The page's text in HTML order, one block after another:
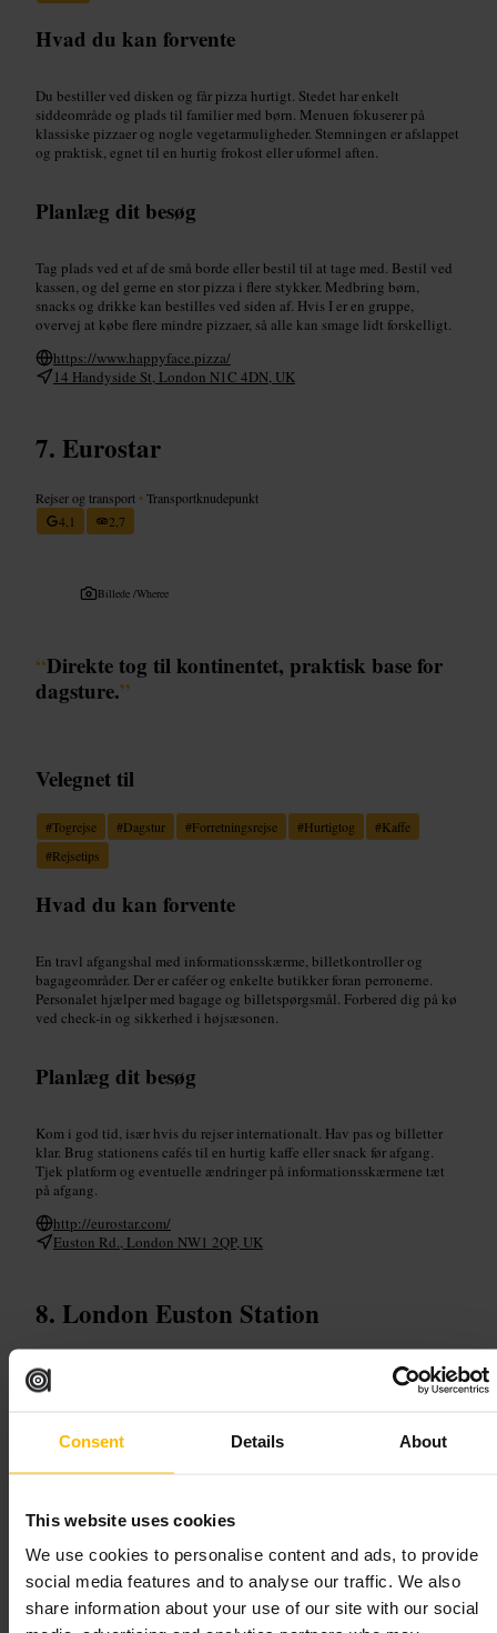
Consent Details About
This website uses cookies
We use cookies to personalise content and ads, to provide
social media features and to analyse our traffic. We also
share information about your use of our site with our social
Hvad du kan forvente
Du bestiller ved disken og får pizza hurtigt. Stedet har enkelt
siddeområde og plads til familier med børn. Menuen fokuserer på
klassiske pizzaer og nogle vegetarmuligheder. Stemningen er afslappet
og praktisk, egnet til en hurtig frokost eller uformel aften.
Planlæg dit besøg
Tag plads ved et af de små borde eller bestil til at tage med. Bestil ved
kassen, og del gerne en stor pizza i flere stykker. Medbring børn,
snacks og drikke kan bestilles ved siden af. Hvis I er en gruppe,
overvej at købe flere mindre pizzaer, så alle kan smage lidt forskelligt.
https://www.happyface.pizza/
14 Handyside St, London N1C 4DN, UK
Eurostar
Rejser og transport •Transportknudepunkt
4,1
2,7
Billede /Wheree
“Direkte tog til kontinentet, praktisk base for
dagsture.”
Velegnet til
#Togrejse #Dagstur #Forretningsrejse #Hurtigtog #Kaffe
#Rejsetips
Hvad du kan forvente
En travl afgangshal med informationsskærme, billetkontroller og
bagageområder. Der er caféer og enkelte butikker foran perronerne.
Personalet hjælper med bagage og billetspørgsmål. Forbered dig på kø
ved check-in og sikkerhed i højsæsonen.
Planlæg dit besøg
Kom i god tid, især hvis du rejser internationalt. Hav pas og billetter
klar. Brug stationens cafés til en hurtig kaffe eller snack før afgang.
Tjek platform og eventuelle ændringer på informationsskærmene tæt
på afgang.
http://eurostar.com/
Euston Rd., London NW1 2QP, UK
London Euston Station
“Centralt knudepunkt for hurtige
togforbindelser ”